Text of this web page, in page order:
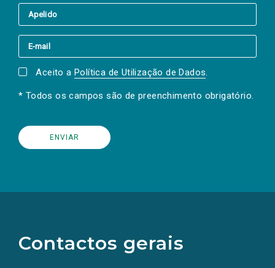
Aceito a Política de Utilização de Dados.
* Todos os campos são de preenchimento obrigatório.
Contactos gerais
redes
sociais